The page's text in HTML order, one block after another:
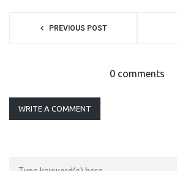
PREVIOUS POST
0 comments
WRITE A COMMENT